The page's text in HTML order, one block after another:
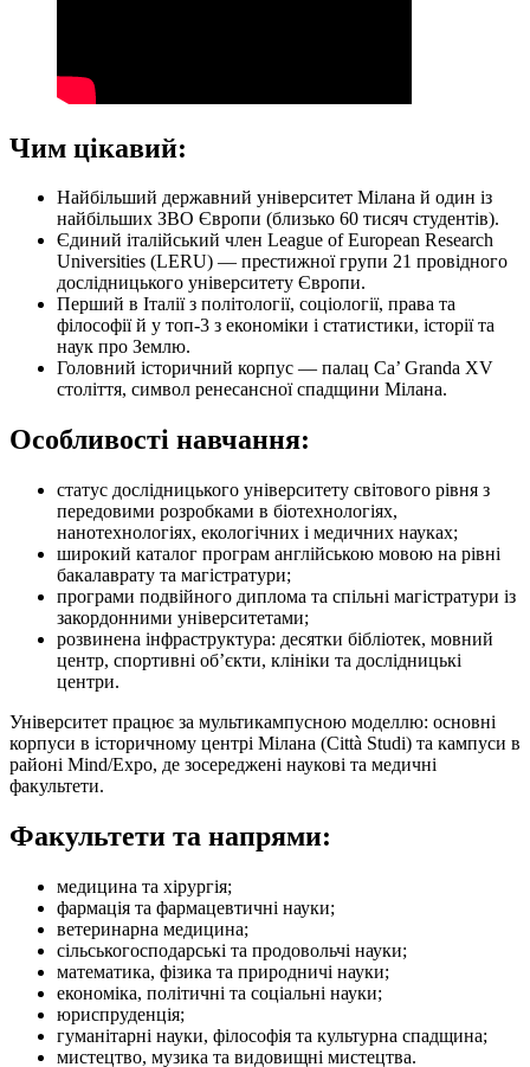
Чим цікавий:
Найбільший державний університет Мілана й один із
найбільших ЗВО Європи (близько 60 тисяч студентів).
Єдиний італійський член League of European Research
Universities (LERU) — престижної групи 21 провідного
дослідницького університету Європи.
Перший в Італії з політології, соціології, права та
філософії й у топ-3 з економіки і статистики, історії та
наук про Землю.
Головний історичний корпус — палац Ca’ Granda XV
століття, символ ренесансної спадщини Мілана.
Особливості навчання:
статус дослідницького університету світового рівня з
передовими розробками в біотехнологіях,
нанотехнологіях, екологічних і медичних науках;
широкий каталог програм англійською мовою на рівні
бакалаврату та магістратури;
програми подвійного диплома та спільні магістратури із
закордонними університетами;
розвинена інфраструктура: десятки бібліотек, мовний
центр, спортивні об’єкти, клініки та дослідницькі
центри.
Університет працює за мультикампусною моделлю: основні
корпуси в історичному центрі Мілана (Città Studi) та кампуси в
районі Mind/Expo, де зосереджені наукові та медичні
факультети.
Факультети та напрями:
медицина та хірургія;
фармація та фармацевтичні науки;
ветеринарна медицина;
сільськогосподарські та продовольчі науки;
математика, фізика та природничі науки;
економіка, політичні та соціальні науки;
юриспруденція;
гуманітарні науки, філософія та культурна спадщина;
мистецтво, музика та видовищні мистецтва.